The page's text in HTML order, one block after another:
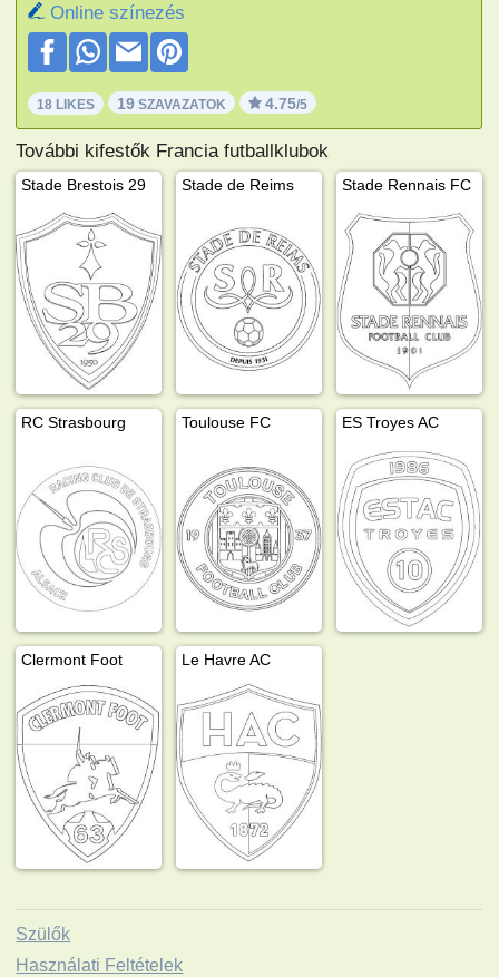
Online színezés
18 LIKES 19 SZAVAZATOK 4.75/5
További kifestők Francia futballklubok
Stade Brestois 29 Stade de Reims Stade Rennais FC
RC Strasbourg Toulouse FC ES Troyes AC
Clermont Foot Le Havre AC
Szülők
Használati Feltételek